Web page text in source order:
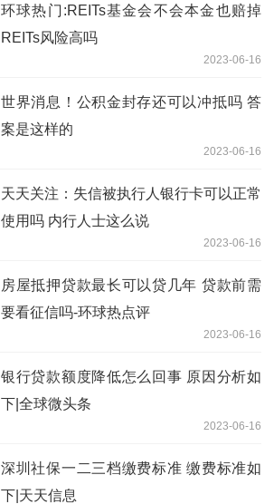
环球热门:REITs基金会不会本金也赔掉
REITs风险高吗
2023-06-16
世界消息！公积金封存还可以冲抵吗 答
案是这样的
2023-06-16
天天关注：失信被执行人银行卡可以正常
使用吗 内行人士这么说
2023-06-16
房屋抵押贷款最长可以贷几年 贷款前需
要看征信吗-环球热点评
2023-06-16
银行贷款额度降低怎么回事 原因分析如
下|全球微头条
2023-06-16
深圳社保一二三档缴费标准 缴费标准如
下|天天信息